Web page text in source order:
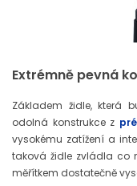
Extrémně pevná
Základem židle, která
odolná konstrukce z
vysokému zatížení a
taková židle zvládla co
měřítkem dostatečně